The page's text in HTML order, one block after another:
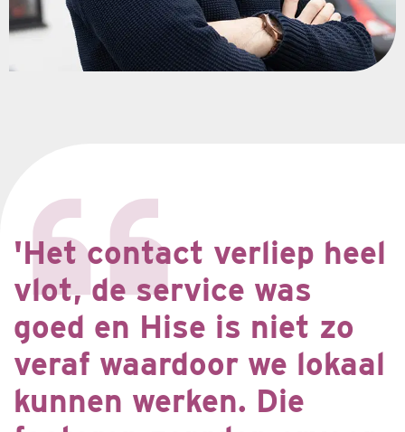
'Het contact verliep heel
vlot, de service was
goed en Hise is niet zo
veraf waardoor we lokaal
kunnen werken. Die